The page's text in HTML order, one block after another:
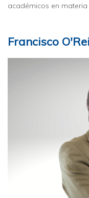
académicos en
Francisco